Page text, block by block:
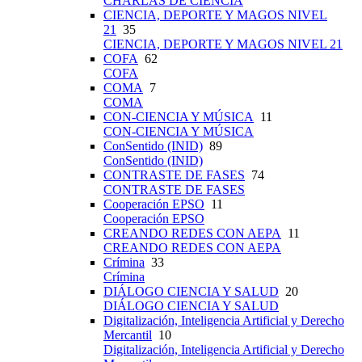
CIENCIA, DEPORTE Y MAGOS NIVEL
21
35
CIENCIA, DEPORTE Y MAGOS NIVEL 21
COFA 62
COFA
COMA
7
COMA
CON-CIENCIA Y MÚSICA
11
CON-CIENCIA Y MÚSICA
ConSentido (INID) 89
ConSentido (INID)
CONTRASTE DE FASES 74
CONTRASTE DE FASES
Cooperación EPSO 11
Cooperación EPSO
CREANDO REDES CON AEPA
11
CREANDO REDES CON AEPA
Crímina 33
Crímina
DIÁLOGO CIENCIA Y SALUD 20
DIÁLOGO CIENCIA Y SALUD
Digitalización, Inteligencia Artificial y Derecho
Mercantil 10
Digitalización, Inteligencia Artificial y Derecho